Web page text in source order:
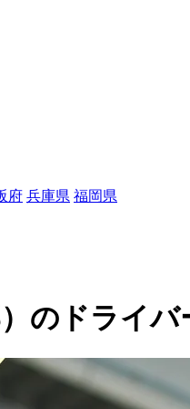
府 兵庫県 福岡県
のドライバ